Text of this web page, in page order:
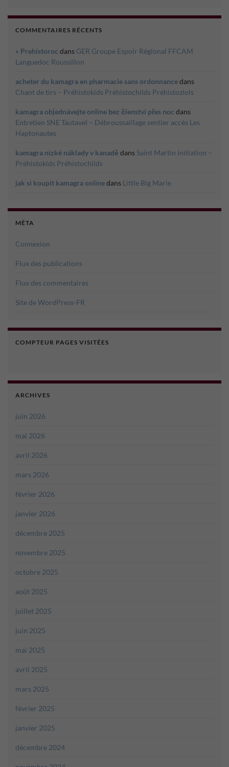
COMMENTAIRES RÉCENTS
» Prehistoroc dans GER Groupe Espoir Régional FFCAM
Languedoc Roussillon
acheter du kamagra en pharmacie sans ordonnancedans
Chant de tirs – Préhistokids Préhistochilds Préhistoziols
kamagra objednávejte online bez členství přes noc dans
Entretien SNE Tautavel – Débroussaillage sentier accès Les
Haptonautes
kamagra nízké náklady v kanadě dans Saint Martin initiation –
Préhistokids Préhistochilds
jak si koupit kamagra onlinedans Little Big Marie
MÉTA
Connexion
Flux des publications
Flux des commentaires
Site de WordPress-FR
COMPTEUR PAGES VISITÉES
ARCHIVES
juin 2026
mai 2026
avril 2026
mars 2026
février 2026
janvier 2026
décembre 2025
novembre 2025
octobre 2025
août 2025
juillet 2025
juin 2025
mai 2025
avril 2025
mars 2025
février 2025
janvier 2025
décembre 2024